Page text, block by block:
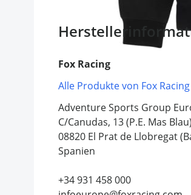
Fox Racing
Alle Produkte von Fox Racing
Adventure Sports Group
C/Canudas, 13 (P.E. Mas Blau)
08820 El Prat de Llobregat
Spanien
+34 931 458 000